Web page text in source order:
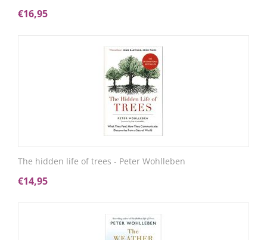
€16,95
The hidden life of trees - Peter Wohlleben
€14,95